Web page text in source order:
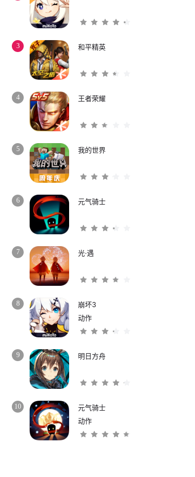
3 和平精英
4 王者荣耀
5 我的世界
6 元气骑士
7 光·遇
8
崩坏3
动作
9 明日方舟
10
元气骑士
动作